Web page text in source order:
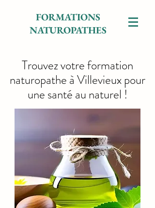
FORMATIONS
NATUROPATHES
Trouvez votre formation
naturopathe à Villevieux pour
une santé au naturel !